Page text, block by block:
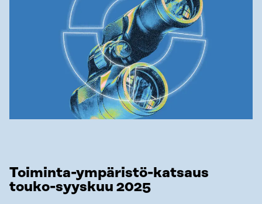
Toiminta-ympäristö-katsaus
touko-syyskuu 2025